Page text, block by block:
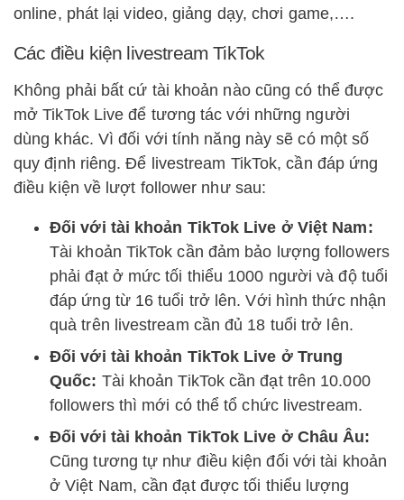
online, phát lại video, giảng dạy, chơi game,….
Các điều kiện livestream TikTok
Không phải bất cứ tài khoản nào cũng có thể được
mở TikTok Live để tương tác với những người
dùng khác. Vì đối với tính năng này sẽ có một số
quy định riêng. Để livestream TikTok, cần đáp ứng
điều kiện về lượt follower như sau:
Đối với tài khoản TikTok Live ở Việt Nam:
Tài khoản TikTok cần đảm bảo lượng followers
phải đạt ở mức tối thiểu 1000 người và độ tuổi
đáp ứng từ 16 tuổi trở lên. Với hình thức nhận
quà trên livestream cần đủ 18 tuổi trở lên.
Đối với tài khoản TikTok Live ở Trung
Quốc: Tài khoản TikTok cần đạt trên 10.000
followers thì mới có thể tổ chức livestream.
Đối với tài khoản TikTok Live ở Châu Âu:
Cũng tương tự như điều kiện đối với tài khoản
ở Việt Nam, cần đạt được tối thiểu lượng